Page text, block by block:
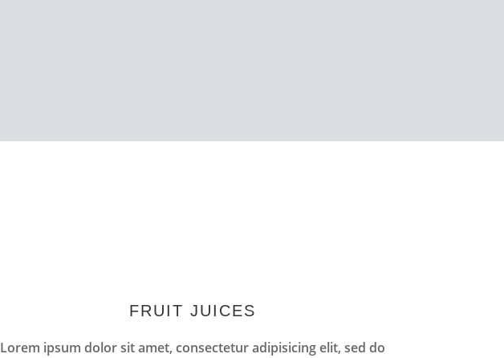
FRUIT JUICES
Lorem ipsum dolor sit amet, consectetur adipisicing elit, sed do